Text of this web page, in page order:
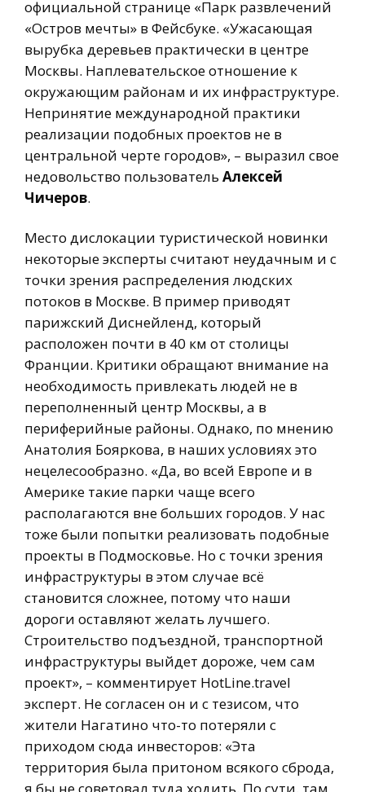
официальной странице «Парк развлечений
«Остров мечты» в Фейсбуке. «Ужасающая
вырубка деревьев практически в центре
Москвы. Наплевательское отношение к
окружающим районам и их инфраструктуре.
Непринятие международной практики
реализации подобных проектов не в
центральной черте городов», – выразил свое
недовольство пользователь Алексей
Чичеров.
Место дислокации туристической новинки
некоторые эксперты считают неудачным и с
точки зрения распределения людских
потоков в Москве. В пример приводят
парижский Диснейленд, который
расположен почти в 40 км от столицы
Франции. Критики обращают внимание на
необходимость привлекать людей не в
переполненный центр Москвы, а в
периферийные районы. Однако, по мнению
Анатолия Бояркова, в наших условиях это
нецелесообразно. «Да, во всей Европе и в
Америке такие парки чаще всего
располагаются вне больших городов. У нас
тоже были попытки реализовать подобные
проекты в Подмосковье. Но с точки зрения
инфраструктуры в этом случае всё
становится сложнее, потому что наши
дороги оставляют желать лучшего.
Строительство подъездной, транспортной
инфраструктуры выйдет дороже, чем сам
проект», – комментирует HotLine.travel
эксперт. Не согласен он и с тезисом, что
жители Нагатино что-то потеряли с
приходом сюда инвесторов: «Эта
территория была притоном всякого сброда,
я бы не советовал туда ходить. По сути, там